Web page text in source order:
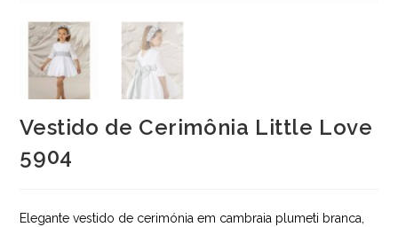
Vestido de Cerimônia Little Love
5904
Elegante vestido de cerimónia em cambraia plumeti branca,